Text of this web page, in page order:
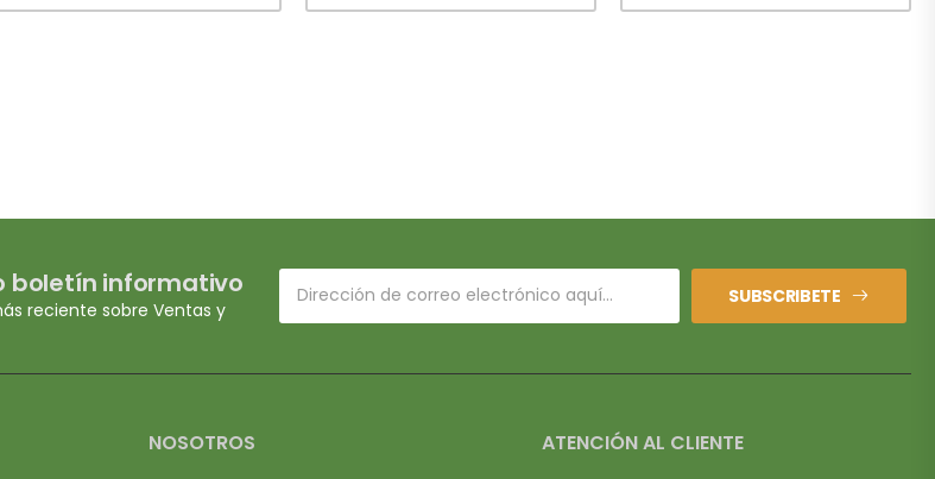
boletín informativo
reciente sobre Ventas y
SUBSCRIBETE
NOSOTROS ATENCIÓN AL CLIENTE